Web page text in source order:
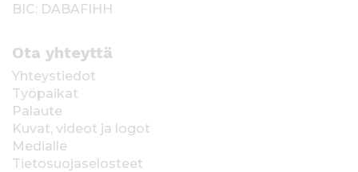
BIC: DABAFIHH
Ota yhteyttä
Yhteystiedot
Työpaikat
Palaute
Kuvat, videot ja logot
Medialle
Tietosuojaselosteet